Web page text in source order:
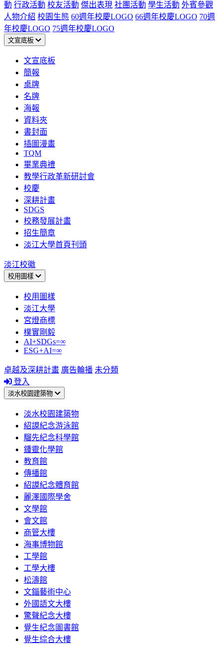
動 行政活動 校友活動 傑出表現 社團活動 學生活動 外賓參觀
人物介紹 校園生態 60週年校慶LOGO 66週年校慶LOGO 70週
年校慶LOGO 75週年校慶LOGO
文宣底板
文宣底板
簡報
桌牌
名牌
海報
資料夾
書封面
插圖漫畫
TQM
畢業典禮
教學行政革新研討會
校慶
深耕計畫
SDGS
校務發展計畫
招生簡章
淡江大學首頁刊頭
淡江校徽
校用圖樣
校用圖樣
淡江大學
宮燈商標
樸實剛毅
AI+SDGs=∞
ESG+AI=∞
卓越及深耕計畫 廣告輪播 未分類
登入
淡水校園建築物
淡水校園建築物
紹謨紀念游泳館
騮先紀念科學館
鍾靈化學館
教育館
傳播館
紹謨紀念體育館
麗澤國際學舍
文學館
會文館
商管大樓
海事博物館
工學館
工學大樓
松濤館
文錙藝術中心
外國語文大樓
驚聲紀念大樓
覺生紀念圖書館
覺生綜合大樓